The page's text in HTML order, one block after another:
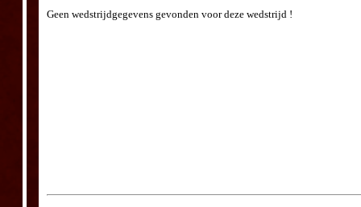
Geen wedstrijdgegevens gevonden voor deze wedstrijd !